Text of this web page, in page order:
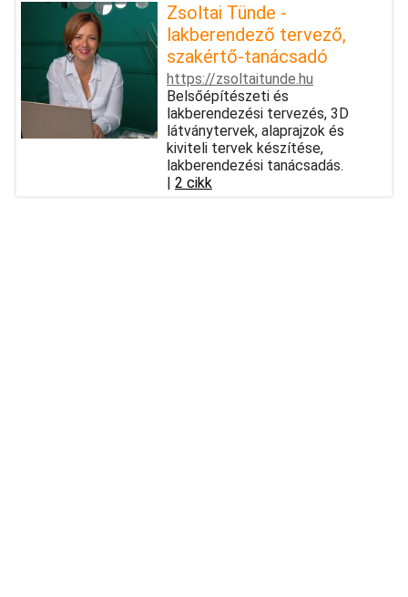
Zsoltai Tünde -
lakberendező tervező,
szakértő-tanácsadó
https://zsoltaitunde.hu
Belsőépítészeti és
lakberendezési tervezés, 3D
látványtervek, alaprajzok és
kiviteli tervek készítése,
lakberendezési tanácsadás.
| 2 cikk